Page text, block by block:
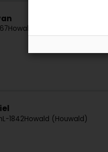
Howald (Houwald)
L-1842Howald (Houwald)